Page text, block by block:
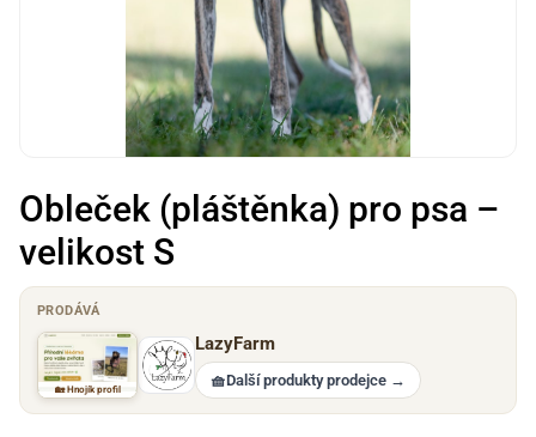
Obleček (pláštěnka) pro psa –
velikost S
PRODÁVÁ
🏡 Hnojík profil
LazyFarm
🧺Další produkty prodejce →